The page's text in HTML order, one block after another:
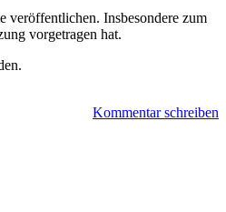
veröffentlichen. Insbesondere zum
vorgetragen hat.
Kommentar schreiben